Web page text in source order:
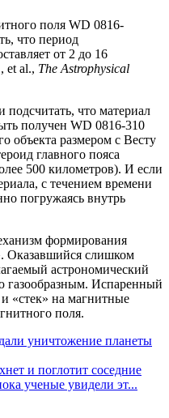
поля WD 0816-
что период
от 2 до 16
et al., The Astrophysical
подсчитать, что материал
получен WD 0816-310
объекта размером с Весту
главного пояса
500 километров). И если
с течением времени
погружаясь внутрь
формирования
Оказавшийся слишком
астрономический
газообразным. Испаренный
«стек» на магнитные
поля.
уничтожение планеты
и поглотит соседние
ученые увидели эт...